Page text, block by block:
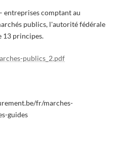
entreprises comptant au
publics, l'autorité fédérale
13 principes.
publics_2.pdf
fr/marches-
guides